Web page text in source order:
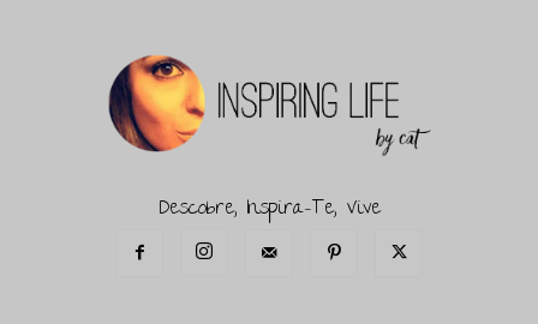
Descobre, Inspira-Te, Vive